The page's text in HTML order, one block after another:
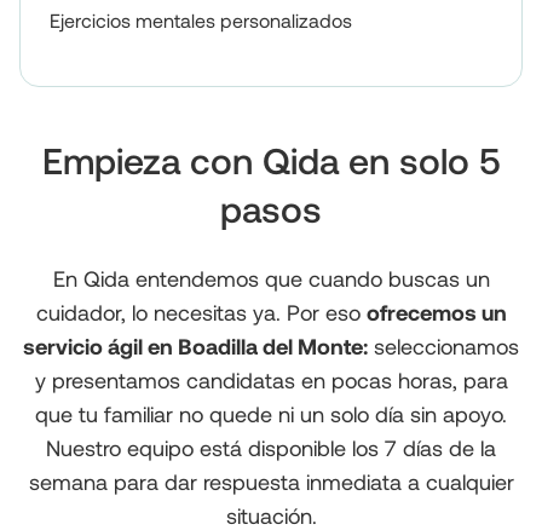
Ejercicios mentales personalizados
Empieza con Qida en solo 5
pasos
En Qida entendemos que cuando buscas un
cuidador, lo necesitas ya. Por eso ofrecemos un
servicio ágil en Boadilla del Monte: seleccionamos
y presentamos candidatas en pocas horas, para
que tu familiar no quede ni un solo día sin apoyo.
Nuestro equipo está disponible los 7 días de la
semana para dar respuesta inmediata a cualquier
situación.